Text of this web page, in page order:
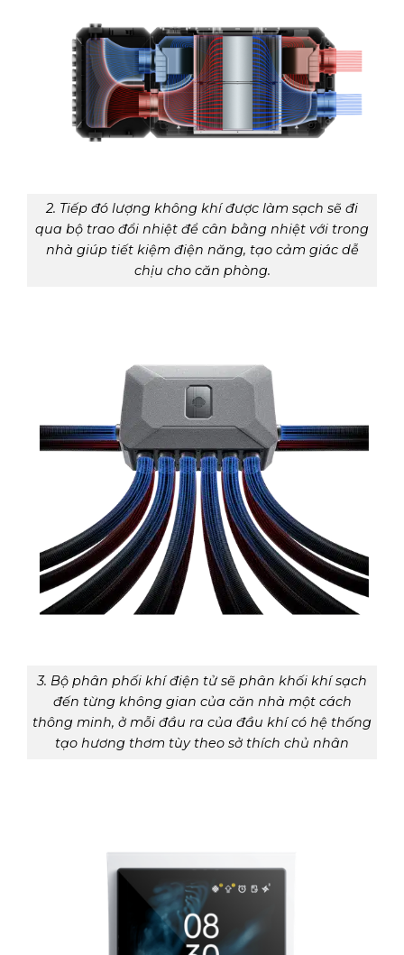
2. Tiếp đó lượng không khí được làm sạch sẽ đi
qua bộ trao đổi nhiệt để cân bằng nhiệt với trong
nhà giúp tiết kiệm điện năng, tạo cảm giác dễ
chịu cho căn phòng.
3. Bộ phân phối khí điện tử sẽ phân khối khí sạch
đến từng không gian của căn nhà một cách
thông minh, ở mỗi đầu ra của đầu khí có hệ thống
tạo hương thơm tùy theo sở thích chủ nhân